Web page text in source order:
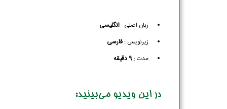
زبان اصلی : انگلیسی
زیرنویس :‌ فارسی
مدت : 9 دقیقه
در این ویدیو می‌بینید: